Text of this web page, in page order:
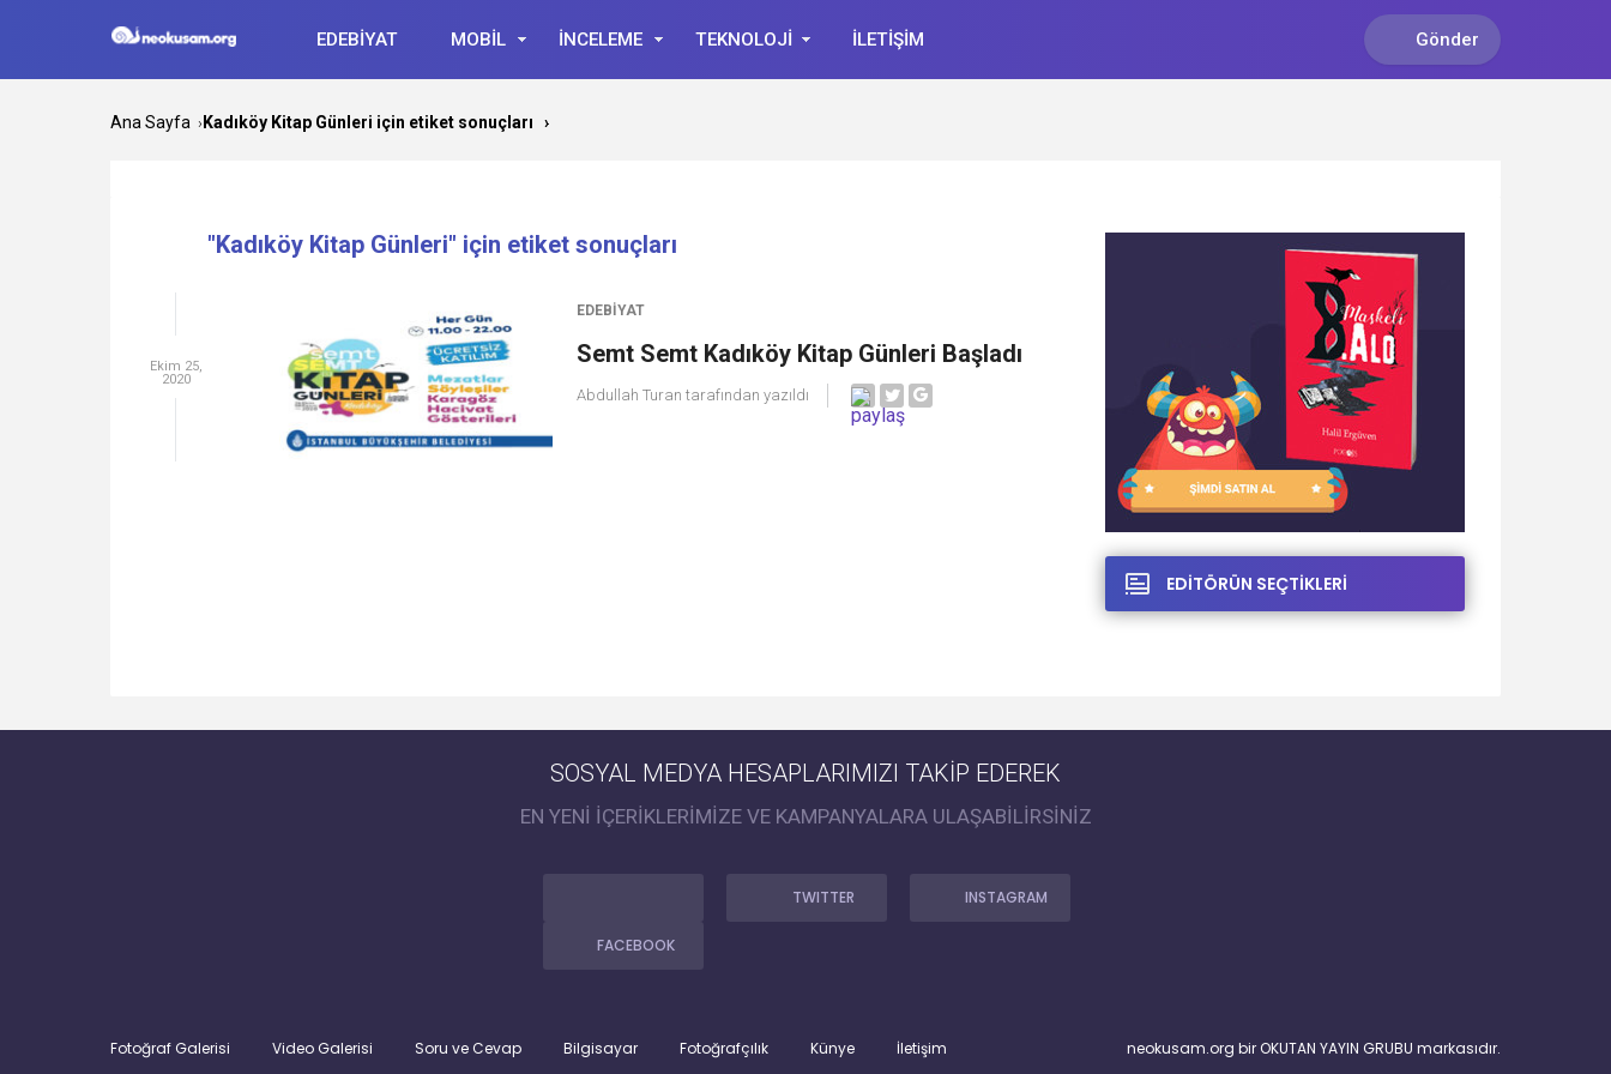
EDEBİYAT MOBİL İNCELEME TEKNOLOJİ İLETİŞİM Gönder
Ana Sayfa › Kadıköy Kitap Günleri için etiket sonuçları ›
"Kadıköy Kitap Günleri" için etiket sonuçları
EDEBIYAT
Semt Semt Kadıköy Kitap Günleri Başladı
Abdullah Turan tarafından yazıldı
Ekim 25,
2020
EDİTÖRÜN SEÇTİKLERİ
SOSYAL MEDYA HESAPLARIMIZI TAKİP EDEREK
EN YENİ İÇERİKLERİMİZE VE KAMPANYALARA ULAŞABİLİRSİNİZ
FACEBOOK
TWITTER INSTAGRAM
Fotoğraf Galerisi Video Galerisi Soru ve Cevap Bilgisayar Fotoğrafçılık Künye İletişim neokusam.org bir OKUTAN YAYIN GRUBU markasıdır.